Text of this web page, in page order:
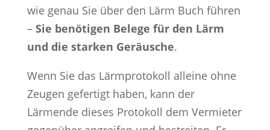
wie genau Sie über den Lärm Buch führen
– Sie benötigen Belege für den Lärm
und die starken Geräusche.
Wenn Sie das Lärmprotokoll alleine ohne
Zeugen gefertigt haben, kann der
Lärmende dieses Protokoll dem Vermieter